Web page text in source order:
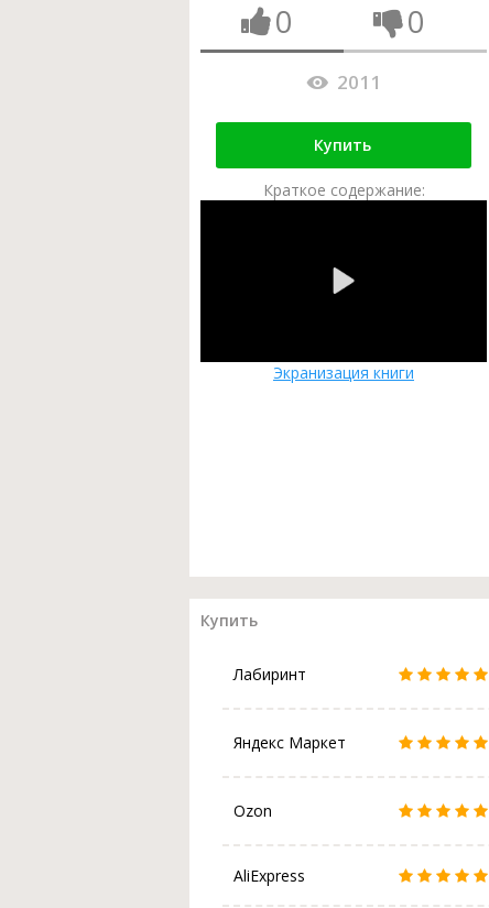
0 0
2011
Купить
Краткое содержание:
Экранизация книги
Купить
Лабиринт
Яндекс Маркет
Ozon
AliExpress